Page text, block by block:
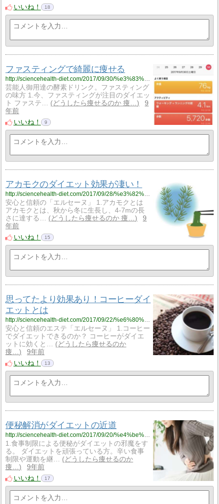
いいね！
18
ファスティングで綺麗に痩せる
芸能人御用達の酵素ドリンク。ファスティング
の味方 1.今、ファスティングが注目のダイエッ
ト ファステ…
どうしたら痩せるのか 痩…
9
年前
いいね！
9
アカモクのダイエット効果が凄い！
安心と信頼の「エルセーヌ」 1.アカモクとは
アカモクとは、秋から冬に生長し、4-7mの長
さに達する…
どうしたら痩せるのか 痩…
9
年前
いいね！
15
思ってたより効果あり！コーヒーダイ
エットとは
安心と信頼のエステ「エルセーヌ」 1.コーヒー
でダイエットできるのか？ コーヒーがダイエ
ットに効くと…
どうしたら痩せるのか
痩…
9年前
いいね！
13
便秘解消がダイエットの近道
http://sciencehealth-diet.com/2017/09/20/%e4%be%bf%e7%a7%98%e8%a7%a3%e6%b6%88%e3%81%8c%e3%83%80%e3%82%a4%e3%82%a8%e3%83%83%e3%83%88%e3%81%ae%e8%bf%91%e9%81%93/
1.食事制限による便秘がダイエットの邪魔をす
る。 ダイエットを頑張っている方。辛い食事
制限や運動を継…
どうしたら痩せるのか
痩…
9年前
いいね！
17